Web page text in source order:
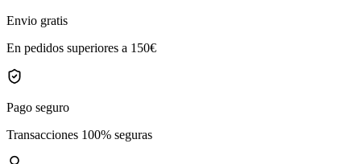
Envio gratis
En pedidos superiores a 150€
Pago seguro
Transacciones 100% seguras